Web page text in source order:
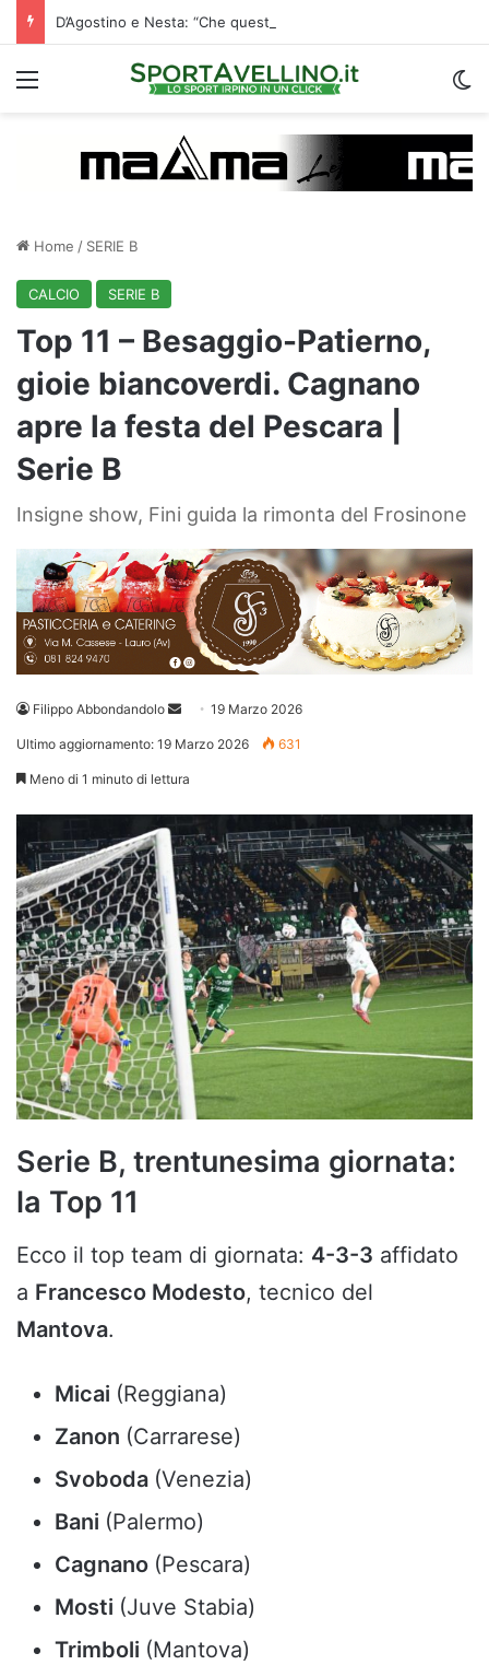
Menu
Home / SERIE B
CALCIO SERIE B
Top 11 – Besaggio-Patierno,
gioie biancoverdi. Cagnano
apre la festa del Pescara |
Serie B
Insigne show, Fini guida la rimonta del Frosinone
Filippo Abbondandolo
Invia 19 Marzo 2026
Ultimo aggiornamento: 19 Marzo 2026 631
Meno di 1 minuto di lettura
Serie B, trentunesima giornata:
la Top 11
Ecco il top team di giornata: 4-3-3 affidato
a Francesco Modesto, tecnico del
Mantova.
Micai (Reggiana)
Zanon (Carrarese)
Svoboda (Venezia)
Bani (Palermo)
Cagnano (Pescara)
Mosti (Juve Stabia)
Trimboli (Mantova)